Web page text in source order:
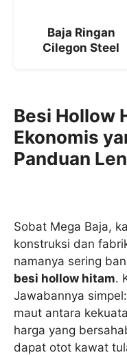
Baja Ringan
Cilegon Steel
Besi Hollow
Ekonomis
Panduan
Sobat Mega Baja,
konstruksi dan
namanya sering
besi hollow hitam.
Jawabannya
maut antara
harga yang
dapat otot kawat